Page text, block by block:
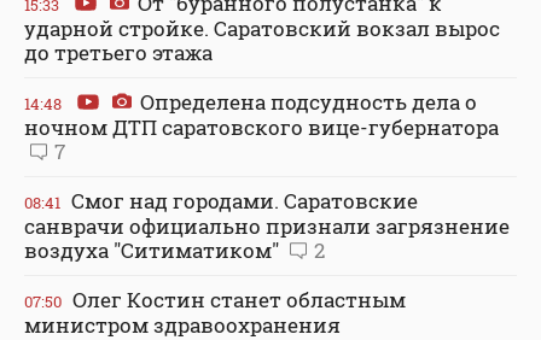
ударной стройке. Саратовский вокзал вырос
до третьего этажа
14:48
Определена подсудность дела о
ночном ДТП саратовского вице-губернатора
7
08:41 Смог над городами. Саратовские
санврачи официально признали загрязнение
воздуха "Ситиматиком"
2
07:50 Олег Костин станет областным
министром здравоохранения